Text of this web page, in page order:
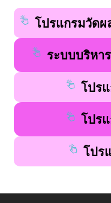
โปรแกรมวัด
ระบบบริหา
โปร
โปร
โปร